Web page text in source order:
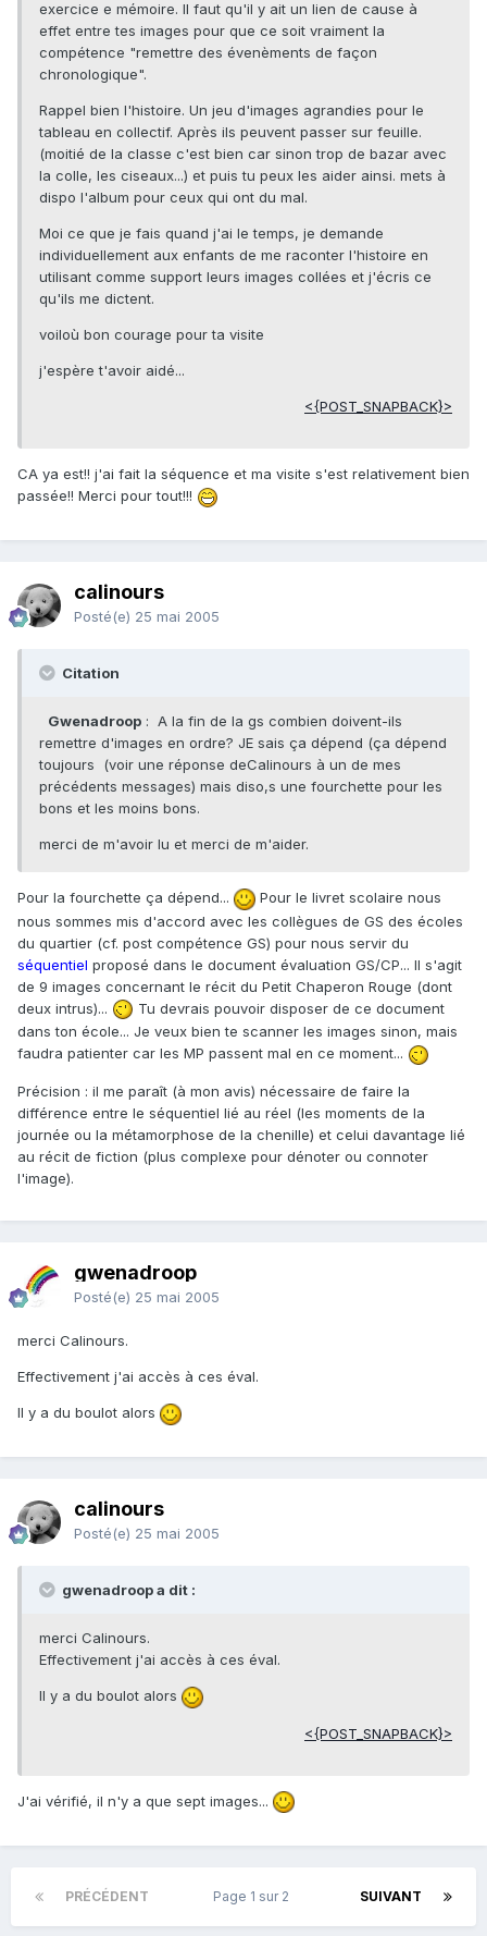
exercice e mémoire. Il faut qu'il y ait un lien de cause à
effet entre tes images pour que ce soit vraiment la
compétence "remettre des évenèments de façon
chronologique".
Rappel bien l'histoire. Un jeu d'images agrandies pour le
tableau en collectif. Après ils peuvent passer sur feuille.
(moitié de la classe c'est bien car sinon trop de bazar avec
la colle, les ciseaux...) et puis tu peux les aider ainsi. mets à
dispo l'album pour ceux qui ont du mal.
Moi ce que je fais quand j'ai le temps, je demande
individuellement aux enfants de me raconter l'histoire en
utilisant comme support leurs images collées et j'écris ce
qu'ils me dictent.
voiloù bon courage pour ta visite
j'espère t'avoir aidé...
<{POST_SNAPBACK}>
CA ya est!! j'ai fait la séquence et ma visite s'est relativement bien
passée!! Merci pour tout!!!
calinours
Posté(e) 25 mai 2005
Citation
Gwenadroop : A la fin de la gs combien doivent-ils
remettre d'images en ordre? JE sais ça dépend (ça dépend
toujours (voir une réponse deCalinours à un de mes
précédents messages) mais diso,s une fourchette pour les
bons et les moins bons.
merci de m'avoir lu et merci de m'aider.
Pour la fourchette ça dépend...
Pour le livret scolaire nous
nous sommes mis d'accord avec les collègues de GS des écoles
du quartier (cf. post compétence GS) pour nous servir du
séquentiel proposé dans le document évaluation GS/CP... Il s'agit
de 9 images concernant le récit du Petit Chaperon Rouge (dont
deux intrus)...
Tu devrais pouvoir disposer de ce document
dans ton école... Je veux bien te scanner les images sinon, mais
faudra patienter car les MP passent mal en ce moment...
Précision : il me paraît (à mon avis) nécessaire de faire la
différence entre le séquentiel lié au réel (les moments de la
journée ou la métamorphose de la chenille) et celui davantage lié
au récit de fiction (plus complexe pour dénoter ou connoter
l'image).
gwenadroop
Posté(e) 25 mai 2005
merci Calinours.
Effectivement j'ai accès à ces éval.
Il y a du boulot alors
calinours
Posté(e) 25 mai 2005
gwenadroop a dit :
merci Calinours.
Effectivement j'ai accès à ces éval.
Il y a du boulot alors
<{POST_SNAPBACK}>
J'ai vérifié, il n'y a que sept images...
PRÉCÉDENT SUIVANT
Page 1 sur 2